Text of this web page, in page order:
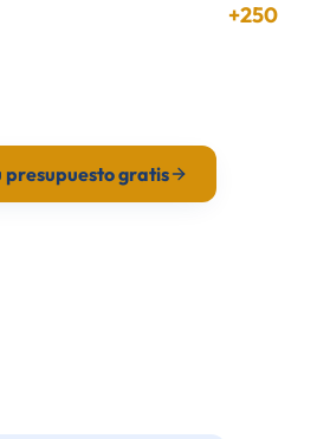
+250
Málaga. Estudio gratuito y
presupuesto gratis